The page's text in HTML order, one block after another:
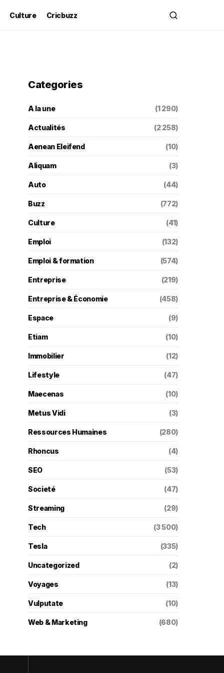
Culture Cricbuzz
Categories
A la une (1 290)
Actualités (2 258)
Aenean Eleifend (10)
Aliquam (3)
Auto (44)
Buzz (772)
Culture (41)
Emploi (132)
Emploi & formation (574)
Entreprise (219)
Entreprise & Économie (458)
Espace (9)
Etiam (10)
Immobilier (12)
Lifestyle (47)
Maecenas (10)
Metus Vidi (3)
Ressources Humaines (280)
Rhoncus (4)
SEO (53)
Societé (47)
Streaming (29)
Tech (3 500)
Tesla (335)
Uncategorized (2)
Voyages (13)
Vulputate (10)
Web & Marketing (680)